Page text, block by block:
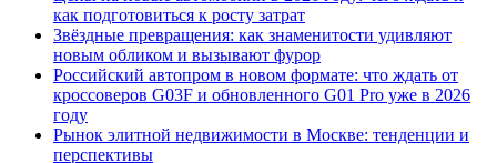
как подготовиться к росту затрат
Звёздные превращения: как знаменитости удивляют
новым обликом и вызывают фурор
Российский автопром в новом формате: что ждать от
кроссоверов G03F и обновленного G01 Pro уже в 2026
году
Рынок элитной недвижимости в Москве: тенденции и
перспективы